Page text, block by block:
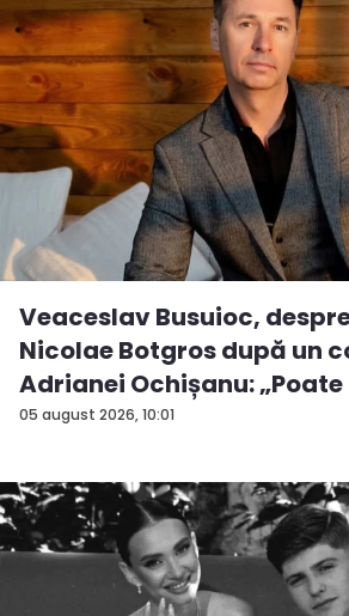
05 august 2026, 10:01
Veaceslav Busuioc,
Nicolae Botgros după un
Adrianei Ochișanu: „Poate
supăra...